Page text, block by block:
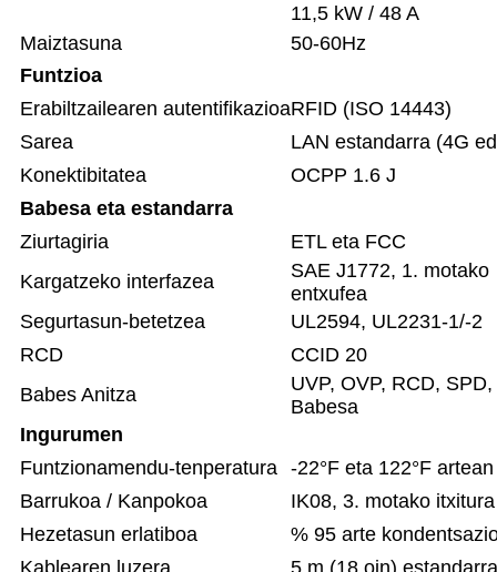
11,5 kW / 48 A
Maiztasuna
50-60Hz
Funtzioa
Erabiltzailearen autentifikazioaRFID (ISO 14443)
Sarea
LAN estandarra (4G
Konektibitatea
OCPP 1.6 J
Babesa eta estandarra
Ziurtagiria
ETL eta FCC
Kargatzeko interfazea
SAE J1772, 1. motako
entxufea
Segurtasun-betetzea
UL2594, UL2231-1/-2
RCD
CCID 20
Babes Anitza
UVP, OVP, RCD,
Babesa
Ingurumen
Funtzionamendu-tenperatura -22°F eta 122°F artean
Barrukoa / Kanpokoa
IK08, 3. motako itxitura
Hezetasun erlatiboa
% 95 arte
Kablearen luzera
5 m (18 oin)